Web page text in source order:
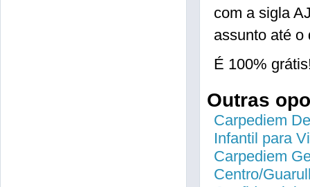
com a sigla
assunto até o
É 100%
Outras
Carpediem
Infantil para
Carpediem
Centro/